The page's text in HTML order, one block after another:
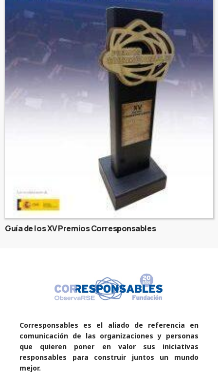
Guía de los XV Premios Corresponsables
Corresponsables es el aliado de referencia en
comunicación de las organizaciones y personas
que quieren poner en valor sus iniciativas
responsables para construir juntos un mundo
mejor.